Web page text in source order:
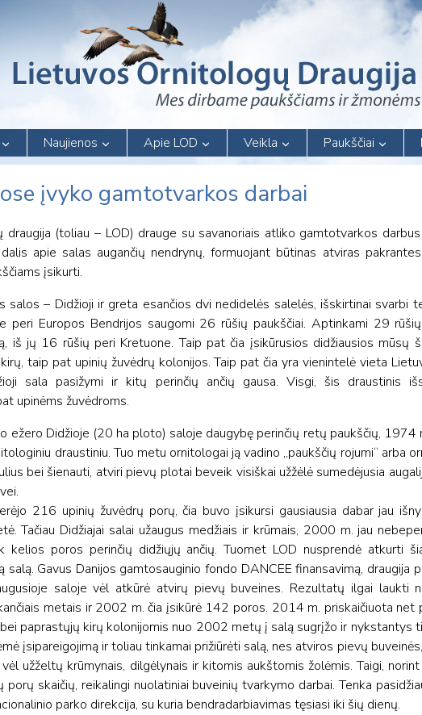
Naujienos Apie LOD Veikla Paukščiai
įvyko gamtotvarkos darbai
(toliau – LOD) drauge su savanoriais atliko gamtotvarkos
apie salas augančių nendrynų, formuojant būtinas atviras
įsikurti.
salos – Didžioji ir greta esančios dvi nedidelės salelės, išskirtinai svarbi
peri Europos Bendrijos saugomi 26 rūšių paukščiai. Aptinkami 29
iš jų 16 rūšių peri Kretuone. Taip pat čia įsikūrusios didžiausios mūsų
taip pat upinių žuvėdrų kolonijos. Taip pat čia yra vienintelė vieta
sala pasižymi ir kitų perinčių ančių gausa. Visgi, šis draustinis
upinėms žuvėdroms.
ežero Didžioje (20 ha ploto) saloje daugybę perinčių retų paukščių, 1974
draustiniu. Tuo metu ornitologai ją vadino „paukščių rojumi“ arba
bei šienauti, atviri pievų plotai beveik visiškai užžėlė sumedėjusia
216 upinių žuvėdrų porų, čia buvo įsikursi gausiausia dabar jau
Tačiau Didžiajai salai užaugus medžiais ir krūmais, 2000 m. jau
kelios poros perinčių didžiųjų ančių. Tuomet LOD nusprendė atkurti
salą. Gavus Danijos gamtosauginio fondo DANCEE finansavimą, draugija
saloje vėl atkūrė atvirų pievų buveines. Rezultatų ilgai laukti
metais ir 2002 m. čia įsikūrė 142 poros. 2014 m. priskaičiuota net
paprastųjų kirų kolonijomis nuo 2002 metų į salą sugrįžo ir nykstantys
įsipareigojimą ir toliau tinkamai prižiūrėti salą, nes atviros pievų
užželtų krūmynais, dilgėlynais ir kitomis aukštomis žolėmis. Taigi,
porų skaičių, reikalingi nuolatiniai buveinių tvarkymo darbai. Tenka
parko direkcija, su kuria bendradarbiavimas tęsiasi iki šių dienų.